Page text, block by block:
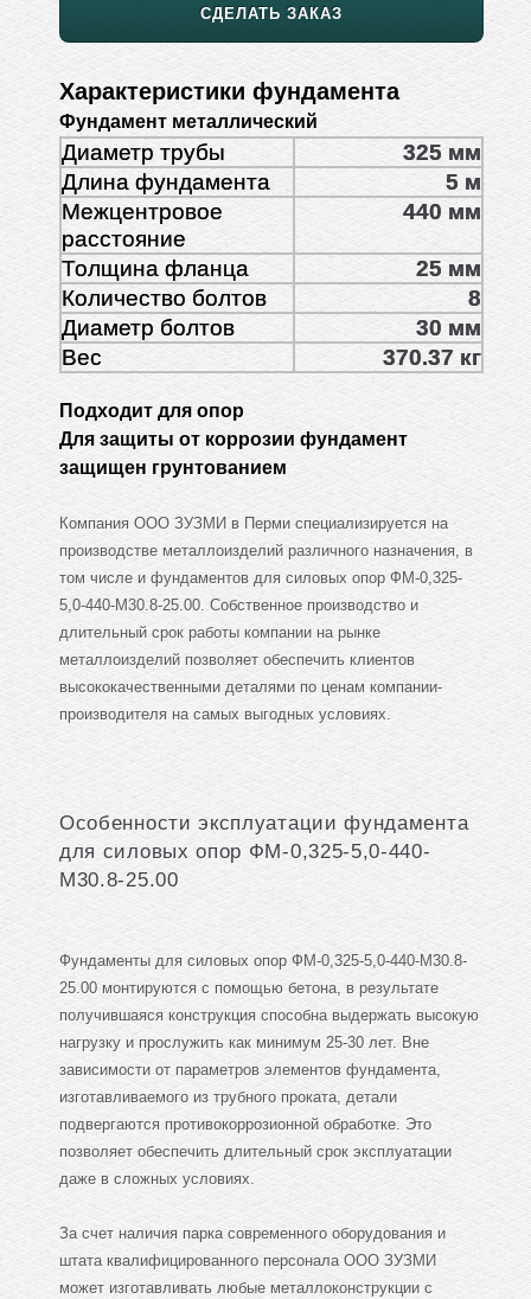
СДЕЛАТЬ ЗАКАЗ
Характеристики фундамента
Фундамент металлический
Диаметр трубы
325 мм
Длина фундамента
5 м
Межцентровое
расстояние
440 мм
Толщина фланца
25 мм
Количество болтов
8
Диаметр болтов
30 мм
Вес
370.37 кг
Подходит для опор
Для защиты от коррозии фундамент
защищен грунтованием
Компания ООО ЗУЗМИ в Перми специализируется на
производстве металлоизделий различного назначения, в
том числе и фундаментов для силовых опор ФМ-0,325-
5,0-440-М30.8-25.00. Собственное производство и
длительный срок работы компании на рынке
металлоизделий позволяет обеспечить клиентов
высококачественными деталями по ценам компании-
производителя на самых выгодных условиях.
Особенности эксплуатации фундамента
для силовых опор ФМ-0,325-5,0-440-
М30.8-25.00
Фундаменты для силовых опор ФМ-0,325-5,0-440-М30.8-
25.00 монтируются с помощью бетона, в результате
получившаяся конструкция способна выдержать высокую
нагрузку и прослужить как минимум 25-30 лет. Вне
зависимости от параметров элементов фундамента,
изготавливаемого из трубного проката, детали
подвергаются противокоррозионной обработке. Это
позволяет обеспечить длительный срок эксплуатации
даже в сложных условиях.
За счет наличия парка современного оборудования и
штата квалифицированного персонала ООО ЗУЗМИ
может изготавливать любые металлоконструкции с